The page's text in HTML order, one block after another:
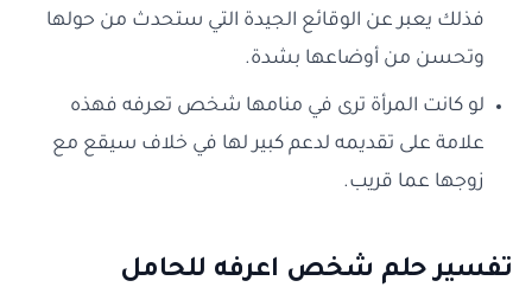
فذلك يعبر عن الوقائع الجيدة التي ستحدث من حولها
وتحسن من أوضاعها بشدة.
لو كانت المرأة ترى في منامها شخص تعرفه فهذه
علامة على تقديمه لدعم كبير لها في خلاف سيقع مع
زوجها عما قريب.
تفسير حلم شخص اعرفه للحامل